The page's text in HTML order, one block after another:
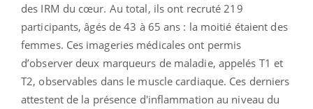
des IRM du cœur. Au total, ils ont recruté 219
participants, âgés de 43 à 65 ans : la moitié étaient des
femmes. Ces imageries médicales ont permis
d’observer deux marqueurs de maladie, appelés T1 et
T2, observables dans le muscle cardiaque. Ces derniers
attestent de la présence d'inflammation au niveau du